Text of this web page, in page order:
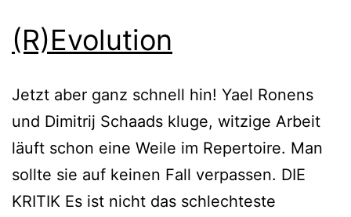
(R)Evolution
Jetzt aber ganz schnell hin! Yael Ronens
und Dimitrij Schaads kluge, witzige Arbeit
läuft schon eine Weile im Repertoire. Man
sollte sie auf keinen Fall verpassen. DIE
KRITIK Es ist nicht das schlechteste